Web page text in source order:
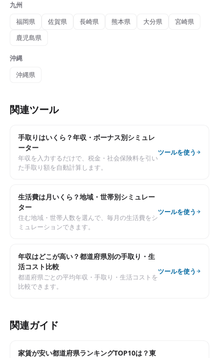
九州
福岡県
佐賀県 長崎県 熊本県 大分県
宮崎県
鹿児島県
沖縄
沖縄県
関連ツール
手取りはいくら？年収・ボーナス別シミュレ
ーター
年収を入力するだけで、税金・社会保険料を引い
た手取り額を自動計算します。
ツールを使う
生活費は月いくら？地域・世帯別シミュレー
ター
住む地域・世帯人数を選んで、毎月の生活費をシ
ミュレーションできます。
ツールを使う
年収はどこが高い？都道府県別の手取り・生
活コスト比較
都道府県ごとの平均年収・手取り・生活コストを
比較できます。
ツールを使う
関連ガイド
家賃が安い都道府県ランキングTOP10は？東